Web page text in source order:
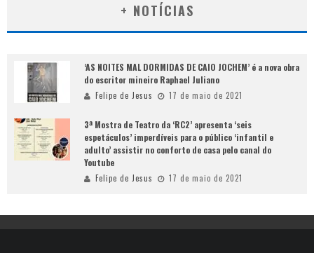
+ NOTÍCIAS
‘AS NOITES MAL DORMIDAS DE CAIO JOCHEM’ é a nova obra
do escritor mineiro Raphael Juliano
Felipe de Jesus 17 de maio de 2021
3ª Mostra de Teatro da ‘RC2’ apresenta ‘seis
espetáculos’ imperdíveis para o público ‘infantil e
adulto’ assistir no conforto de casa pelo canal do
Youtube
Felipe de Jesus 17 de maio de 2021